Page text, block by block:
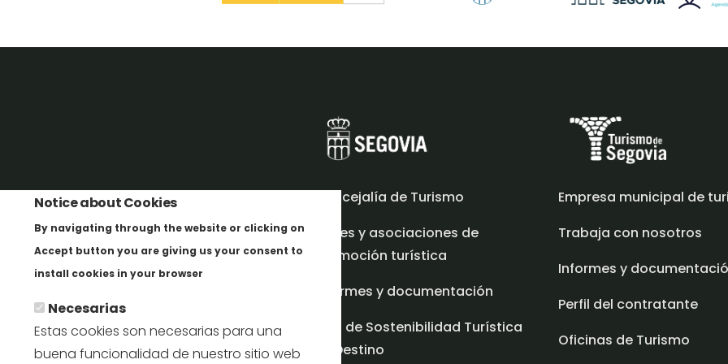
Notice about Cookies
By navigating through the website or clicking on
Accept button you are giving us your consent to
install cookies in your browser
Necesarias
Estas cookies son necesarias para una
buena funcionalidad de nuestro sitio web
Concejalía de Turismo
Redes y asociaciones de
promoción turística
Informes y documentación
Plan de Sostenibilidad Turística
en Destino
Empresa municipal de
Trabaja con nosotros
Informes y
Perfil del contratante
Oficinas de Turismo